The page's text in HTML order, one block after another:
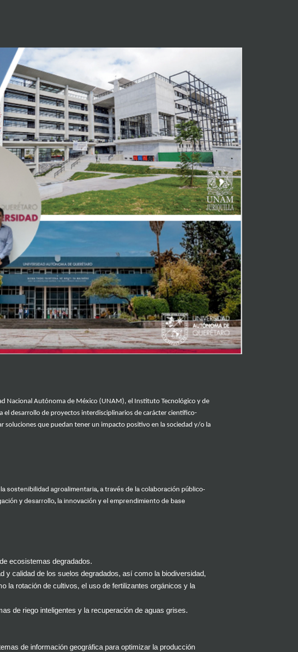
Nacional Autónoma de México (UNAM), el Instituto Tecnológico y de
el desarrollo de proyectos interdisciplinarios de carácter científico-
soluciones que puedan tener un impacto positivo en la sociedad y/o la
sostenibilidad agroalimentaria, a través de la colaboración público-
y desarrollo, la innovación y el emprendimiento de base
ecosistemas degradados.
y calidad de los suelos degradados, así como la biodiversidad,
la rotación de cultivos, el uso de fertilizantes orgánicos y la
de riego inteligentes y la recuperación de aguas grises.
de información geográfica para optimizar la producción